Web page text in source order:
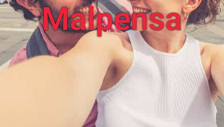
Malpensa